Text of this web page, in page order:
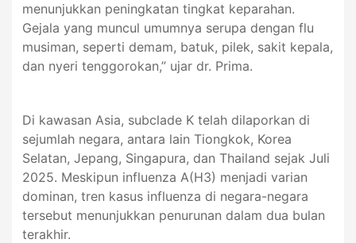
menunjukkan peningkatan tingkat keparahan.
Gejala yang muncul umumnya serupa dengan flu
musiman, seperti demam, batuk, pilek, sakit kepala,
dan nyeri tenggorokan,” ujar dr. Prima.
Di kawasan Asia, subclade K telah dilaporkan di
sejumlah negara, antara lain Tiongkok, Korea
Selatan, Jepang, Singapura, dan Thailand sejak Juli
2025. Meskipun influenza A(H3) menjadi varian
dominan, tren kasus influenza di negara-negara
tersebut menunjukkan penurunan dalam dua bulan
terakhir.